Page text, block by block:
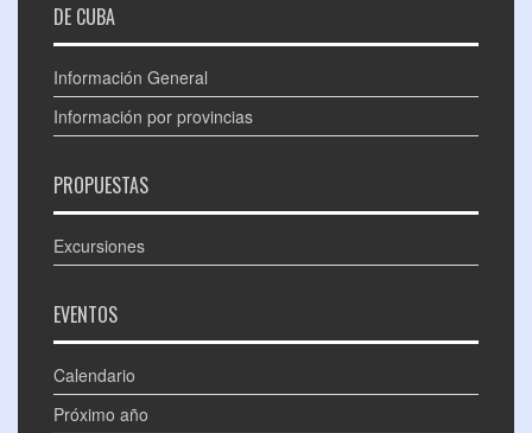
DE CUBA
Información General
Información por provincias
PROPUESTAS
Excursiones
EVENTOS
Calendario
Próximo año